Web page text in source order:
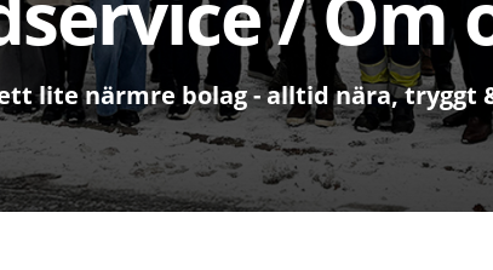
lite närmre bolag - alltid nära, tryggt